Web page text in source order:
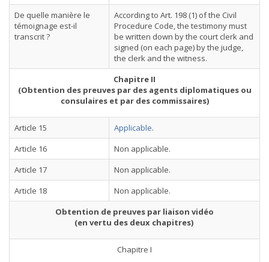
De quelle manière le
témoignage est-il
transcrit ?
According to Art. 198 (1) of the Civil
Procedure Code, the testimony must
be written down by the court clerk and
signed (on each page) by the judge,
the clerk and the witness.
Chapitre II
(Obtention des preuves par des agents diplomatiques ou
consulaires et par des commissaires)
Article 15 Applicable.
Article 16
Non applicable.
Article 17
Non applicable.
Article 18
Non applicable.
Obtention de preuves par liaison vidéo
(en vertu des deux chapitres)
Chapitre I